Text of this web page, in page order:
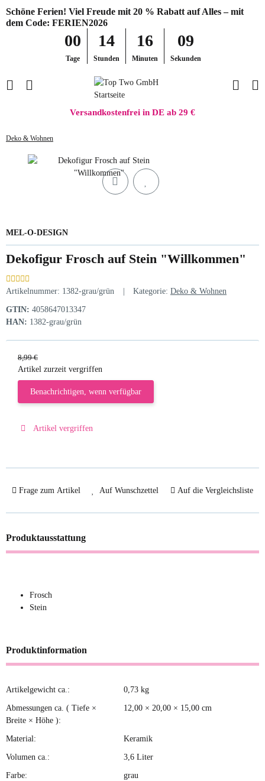
Schöne Ferien! Viel Freude mit 20 % Rabatt auf Alles – mit
dem Code: FERIEN2026
00
Tage
14
Stunden
16
Minuten
09
Sekunden
Versandkostenfrei in DE ab 29 €
Deko & Wohnen
MEL-O-DESIGN
Dekofigur Frosch auf Stein "Willkommen"
Artikelnummer: 1382-grau/grün Kategorie: Deko & Wohnen
GTIN: 4058647013347
HAN: 1382-grau/grün
8,99 €
Artikel zurzeit vergriffen
Benachrichtigen, wenn verfügbar
Artikel vergriffen
Frage zum Artikel Auf Wunschzettel Auf die Vergleichsliste
Produktausstattung
Frosch
Stein
Produktinformation
Produkteigenschaft
Wert
Artikelgewicht ca.: 0,73 kg
Abmessungen ca. ( Tiefe ×
Breite × Höhe ):
12,00 × 20,00 × 15,00 cm
Material: Keramik
Volumen ca.: 3,6 Liter
Farbe: grau